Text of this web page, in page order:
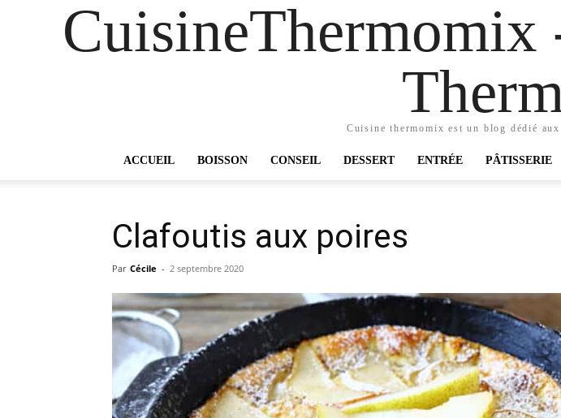
CuisineThermomix
Cuisine thermomix est un blog dédié
ACCUEIL BOISSON CONSEIL DESSERT ENTRÉE PÂTISSERIE
Clafoutis aux poires
Par Cécile - 2 septembre 2020